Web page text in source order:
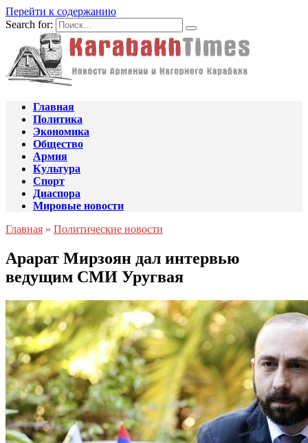
Перейти к содержанию
Search for:
Главная
Политика
Экономика
Общество
Армия
Культура
Спорт
Диаспора
Мировые новости
Главная » Политические новости
Арарат Мирзоян дал интервью
ведущим СМИ Уругвая